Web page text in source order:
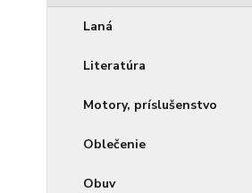
Laná
Literatúra
Motory, príslušenstvo
Oblečenie
Obuv